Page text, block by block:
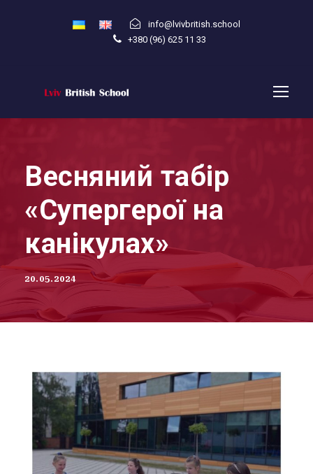
info@lvivbritish.school
+380 (96) 625 11 33
Весняний табір
«Супергерої на
канікулах»
20.05.2024